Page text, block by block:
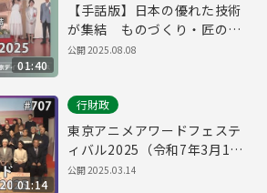
01:40
【手話版】日本の優れた技術
が集結 ものづくり・匠の技
の祭典2025（令和７年７月29
公開2025.08.08
01:14
行財政
東京アニメアワードフェステ
ィバル2025（令和7年3月14
日 東京デイリーニュース
公開2025.03.14